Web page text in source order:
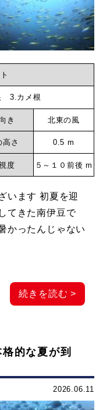
3.カメ根
き 北東の風
高さ 0.5 m
度 ５～１０前後 m
います 初夏を迎
てきた南伊豆で
かったんじゃない
続きを読む >
的な夏が到
2026.06.11